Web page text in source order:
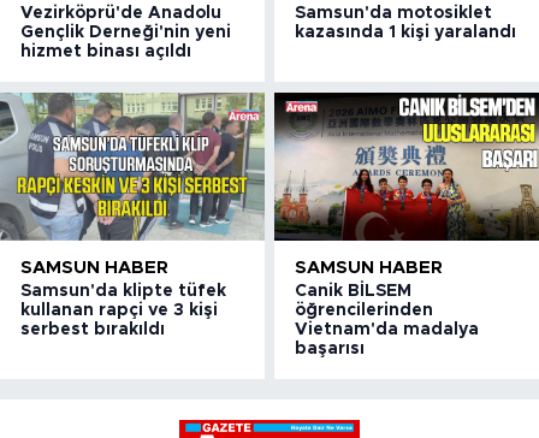
Vezirköprü'de Anadolu
Gençlik Derneği'nin yeni
hizmet binası açıldı
Samsun'da motosiklet
kazasında 1 kişi yaralandı
SAMSUN HABER
Samsun'da klipte tüfek
kullanan rapçi ve 3 kişi
serbest bırakıldı
SAMSUN HABER
Canik BİLSEM
öğrencilerinden
Vietnam'da madalya
başarısı